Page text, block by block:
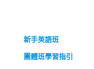
新手英語班
團體班學習指引